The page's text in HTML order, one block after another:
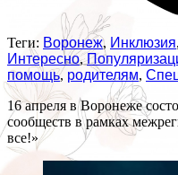
Теги: Воронеж, Инклюзия,
Интересно,
помощь, родителям,
16 апреля в Воронеже
сообществ в рамках
все!»